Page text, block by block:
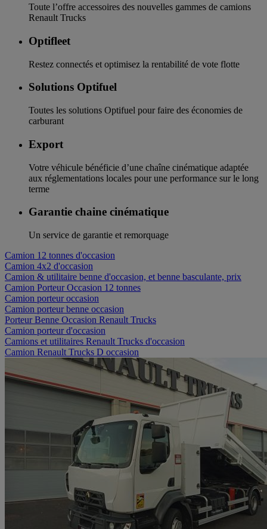
Toute l’offre accessoires des nouvelles gammes de camions
Renault Trucks
Optifleet
Restez connectés et optimisez la rentabilité de vote flotte
Solutions Optifuel
Toutes les solutions Optifuel pour faire des économies de
carburant
Export
Votre véhicule bénéficie d’une chaîne cinématique adaptée
aux réglementations locales pour une performance sur le long
terme
Garantie chaine cinématique
Un service de garantie et remorquage
Camion 12 tonnes d'occasion
Camion 4x2 d'occasion
Camion & utilitaire benne d'occasion, et benne basculante, prix
Camion Porteur Occasion 12 tonnes
Camion porteur occasion
Camion porteur benne occasion
Porteur Benne Occasion Renault Trucks
Camion porteur d'occasion
Camions et utilitaires Renault Trucks d'occasion
Camion Renault Trucks D occasion